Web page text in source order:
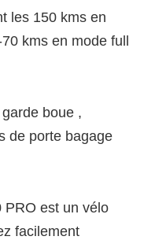
les 150 kms en
kms en mode full
boue ,
de porte bagage
PRO est un vélo
facilement